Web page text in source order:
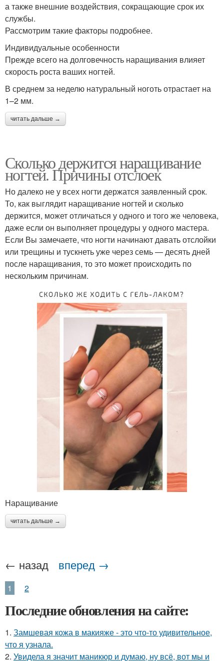
а также внешние воздействия, сокращающие срок их
службы.
Рассмотрим такие факторы подробнее.
Индивидуальные особенности
Прежде всего на долговечность наращивания влияет
скорость роста ваших ногтей.
В среднем за неделю натуральный ноготь отрастает на
1–2 мм.
читать дальше →
Сколько держится наращивание
ногтей. Причины отслоек
Но далеко не у всех ногти держатся заявленный срок.
То, как выглядит наращивание ногтей и сколько
держится, может отличаться у одного и того же человека,
даже если он выполняет процедуры у одного мастера.
Если Вы замечаете, что ногти начинают давать отслойки
или трещины и тускнеть уже через семь — десять дней
после наращивания, то это может происходить по
нескольким причинам.
Наращивание
читать дальше →
← назад вперед →
1 2
Последние обновления на сайте:
1. Замшевая кожа в макияже - это что-то удивительное,
что я узнала.
2. Увидела я значит маникюр и думаю, ну всё, вот мы и